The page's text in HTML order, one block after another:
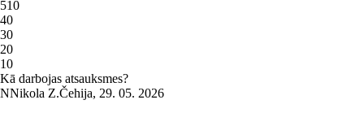
510
40
30
20
10
Kā darbojas atsauksmes?
NNikola Z.Čehija, 29. 05. 2026